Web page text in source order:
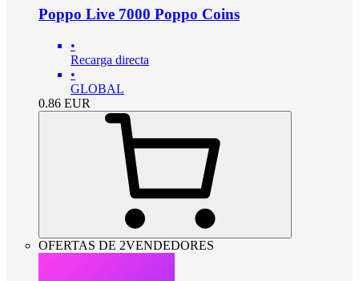
Poppo Live 7000 Poppo Coins
•
Recarga directa
•
GLOBAL
0.86 EUR
OFERTAS DE 2VENDEDORES